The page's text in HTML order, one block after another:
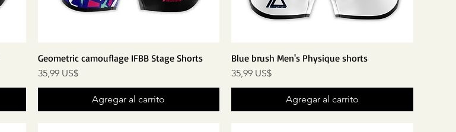
Geometric camouflage IFBB Stage Shorts
Precio
35,99 US$
Agregar al carrito
Blue brush Men's Physique shorts
Precio
35,99 US$
Agregar al carrito